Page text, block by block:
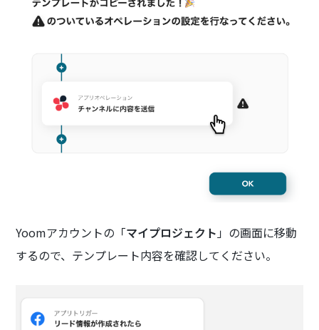
Yoomアカウントの「マイプロジェクト」の画面に移動
するので、テンプレート内容を確認してください。